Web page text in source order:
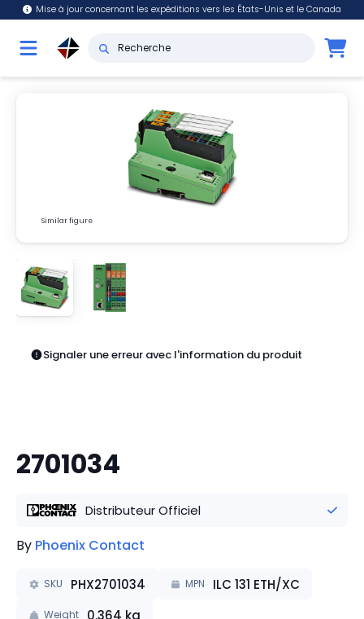
Mise à jour concernant les expéditions vers les États-Unis et le Canada
Similar figure
Signaler une erreur avec l'information du produit
2701034
Distributeur Officiel
By Phoenix Contact
SKU PHX2701034 MPN ILC 131 ETH/XC
Weight 0.364 kg